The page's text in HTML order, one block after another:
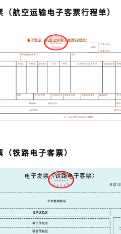
航空运输电子客票行程单）
铁路电子客票）